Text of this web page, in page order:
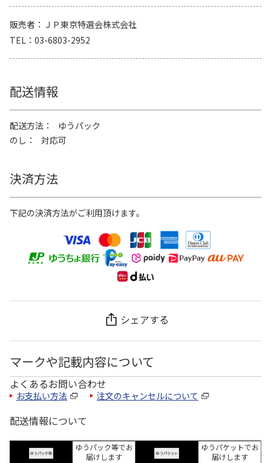
販売者
ＪＰ東京特選会株式会社
TEL
03-6803-2952
配送情報
配送方法
ゆうパック
のし
対応可
決済方法
下記の決済方法がご利用頂けます。
シェアする
マークや記載内容について
よくあるお問い合わせ
お支払い方法 注文のキャンセルについて
配送情報について
ゆうパック等でお
届けします
ゆうパケットでお
届けします